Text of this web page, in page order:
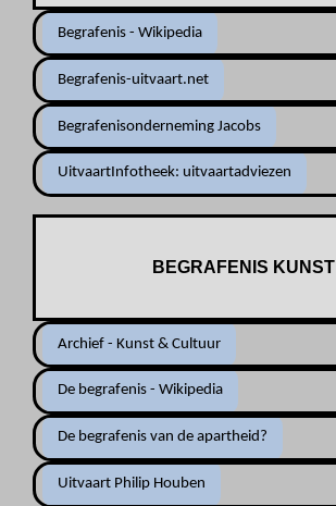
Begrafenis - Wikipedia
Begrafenis-uitvaart.net
Begrafenisonderneming Jacobs
UitvaartInfotheek: uitvaartadviezen
BEGRAFENIS KUNST
Archief - Kunst & Cultuur
De begrafenis - Wikipedia
De begrafenis van de apartheid?
Uitvaart Philip Houben